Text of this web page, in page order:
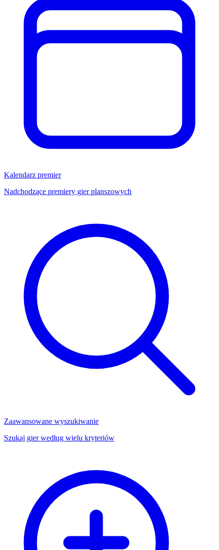
Kalendarz premier
Nadchodzące premiery gier planszowych
Zaawansowane wyszukiwanie
Szukaj gier według wielu kryteriów